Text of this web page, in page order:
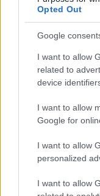
Opted Out
Google
I want to allow
related to
device
I want to allow
Google for
I want to allow
personalized
I want to allow
Allergia al veleno
sintomi e
LIFESTYLE